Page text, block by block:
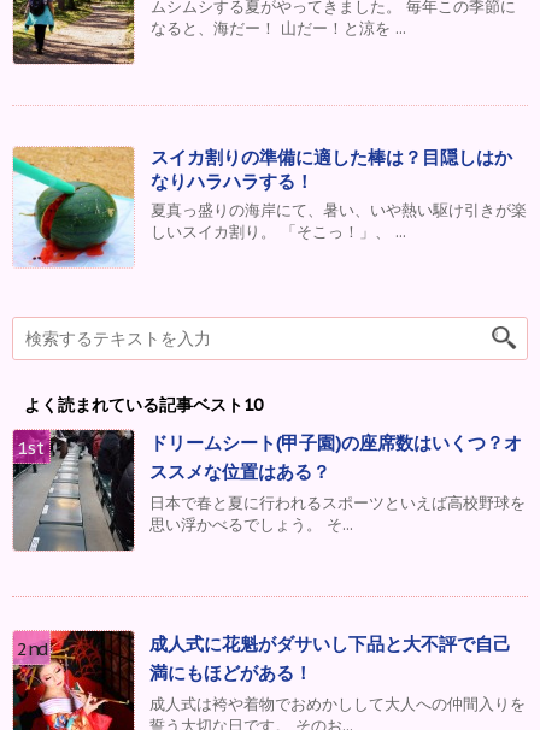
ムシムシする夏がやってきました。 毎年この季節に
なると、海だー！ 山だー！と涼を ...
スイカ割りの準備に適した棒は？目隠しはか
なりハラハラする！
夏真っ盛りの海岸にて、暑い、いや熱い駆け引きが楽
しいスイカ割り。 「そこっ！」、 ...
よく読まれている記事ベスト10
ドリームシート(甲子園)の座席数はいくつ？オ
ススメな位置はある？
日本で春と夏に行われるスポーツといえば高校野球を
思い浮かべるでしょう。 そ...
成人式に花魁がダサいし下品と大不評で自己
満にもほどがある！
成人式は袴や着物でおめかしして大人への仲間入りを
誓う大切な日です。 そのお...